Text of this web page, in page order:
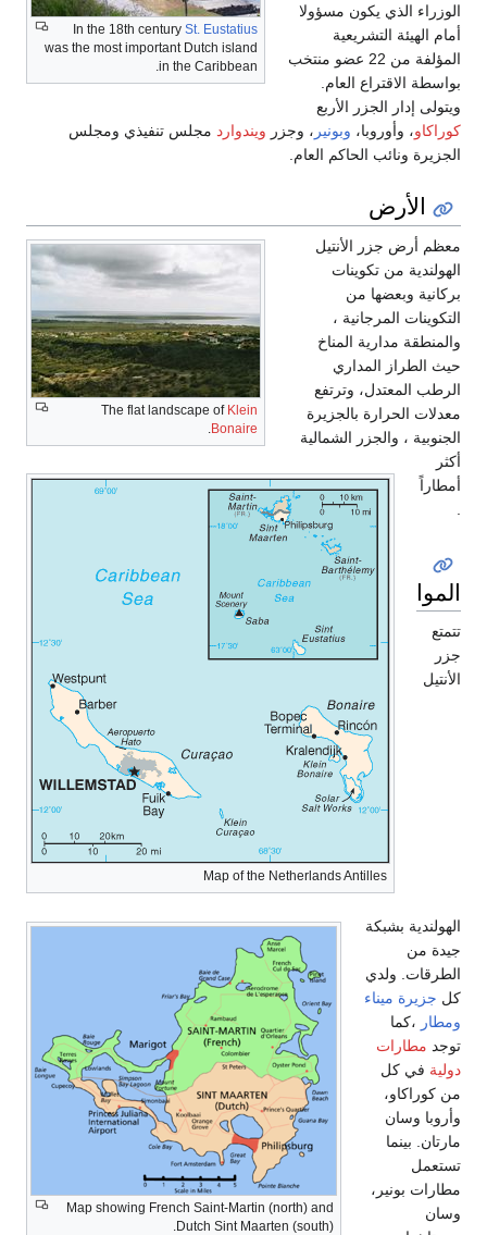
In the 18th century St. Eustatius
was the most important Dutch island
in the Caribbean.
الوزراء الذي يكون مسؤولا
أمام الهيئة التشريعية
المؤلفة من 22 عضو منتخب
بواسطة الاقتراع العام.
ويتولى إدار الجزر الأربع
كوراكاو، وأوروبا، وبونير ، وجزر ويندوارد مجلس تنفيذي ومجلس
الجزيرة ونائب الحاكم العام.
الأرض
The flat landscape of Klein
Bonaire
.
Map of the Netherlands Antilles
معظم أرض جزر الأنتيل
الهولندية من تكوينات
بركانية وبعضها من
التكوينات المرجانية ،
والمنطقة مدارية المناخ
حيث الطراز المداري
الرطب المعتدل، وترتفع
معدلات الحرارة بالجزيرة
الجنوبية ، والجزر الشمالية
أكثر
أمطاراً
المواصلات
Map showing French Saint-Martin (north) and
Dutch Sint Maarten (south).
تتمتع
جزر
الأنتيل
الهولندية بشبكة
جيدة من
الطرقات. ولدي
كل جزيرة ميناء
ومطار ،كما
توجد مطارات
دولية في كل
من كوراكاو،
وأروبا وسان
مارتان. بينما
تستعمل
مطارات بونير،
وسان